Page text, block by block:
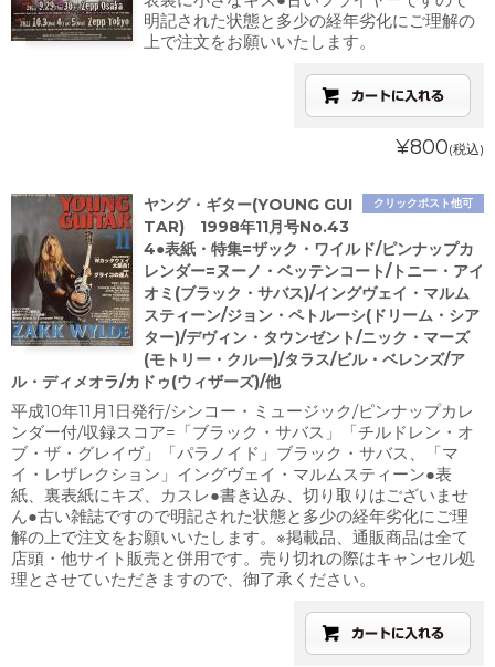
明記された状態と多少の経年劣化にご理解の
上で注文をお願いいたします。
¥800(税込)
クリックポスト他可
ヤング・ギター(YOUNG GUI
TAR) 1998年11月号No.43
4●表紙・特集=ザック・ワイルド/ピンナップカ
レンダー=ヌーノ・ベッテンコート/トニー・アイ
オミ(ブラック・サバス)/イングヴェイ・マルム
スティーン/ジョン・ペトルーシ(ドリーム・シア
ター)/デヴィン・タウンゼント/ニック・マーズ
(モトリー・クルー)/タラス/ビル・ベレンズ/ア
ル・ディメオラ/カドゥ(ウィザーズ)/他
平成10年11月1日発行/シンコー・ミュージック/ピンナップカレ
ンダー付/収録スコア=「ブラック・サバス」「チルドレン・オ
ブ・ザ・グレイヴ」「パラノイド」ブラック・サバス、「マ
イ・レザレクション」イングヴェイ・マルムスティーン●表
紙、裏表紙にキズ、カスレ●書き込み、切り取りはございませ
ん●古い雑誌ですので明記された状態と多少の経年劣化にご理
解の上で注文をお願いいたします。※掲載品、通販商品は全て
店頭・他サイト販売と併用です。売り切れの際はキャンセル処
理とさせていただきますので、御了承ください。